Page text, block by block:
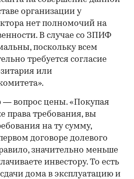
организации у
нет полномочий на
В случае со ЗПИФ
поскольку всем
требуется согласие
или
вопрос цены. «Покупая
права требования, вы
на ту сумму,
договоре долевого
значительно меньше
инвестору. То есть
дома в эксплуатацию и